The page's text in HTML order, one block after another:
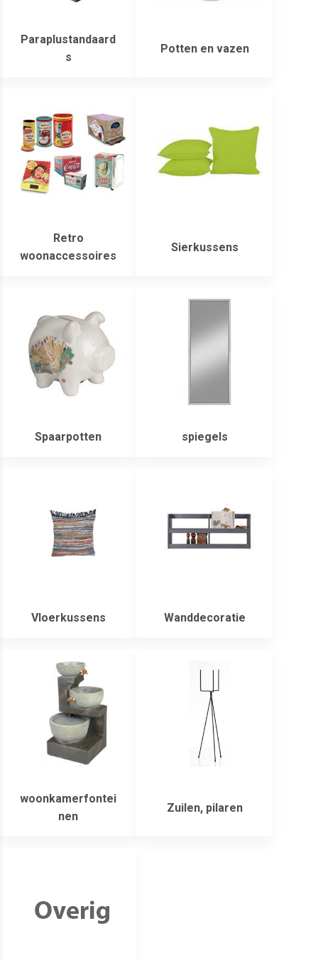
Paraplustandaard
s
Potten en vazen
Retro
woonaccessoires
Sierkussens
Spaarpotten spiegels
Vloerkussens Wanddecoratie
woonkamerfontei
nen
Zuilen, pilaren